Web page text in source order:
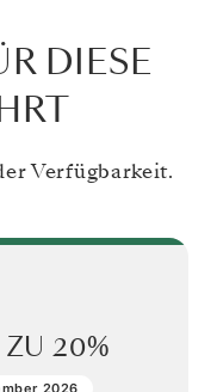
DIESE
Verfügbarkeit.
20%
2026